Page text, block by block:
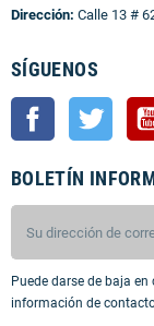
Dirección: Calle 13 #
SÍGUENOS
Facebook
BOLETÍN
Puede darse de baja
información de